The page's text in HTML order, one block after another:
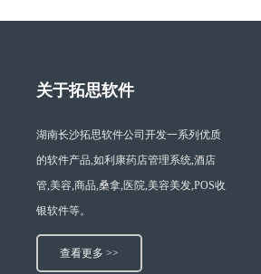
关于拓思软件
湖南长沙拓思软件公司开发一系列优质
的软件产品,如利康药店管理系统,酒店
管,美容,商品,桑拿,医院,美容美发,POS收
银软件等。
查看更多 >>